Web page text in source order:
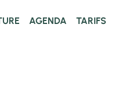
AGENDA TARIFS